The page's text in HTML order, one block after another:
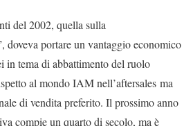
del 2002, quella sulla
doveva portare un vantaggio economico
in tema di abbattimento del ruolo
al mondo IAM nell’aftersales ma
di vendita preferito. Il prossimo anno
compie un quarto di secolo, ma è